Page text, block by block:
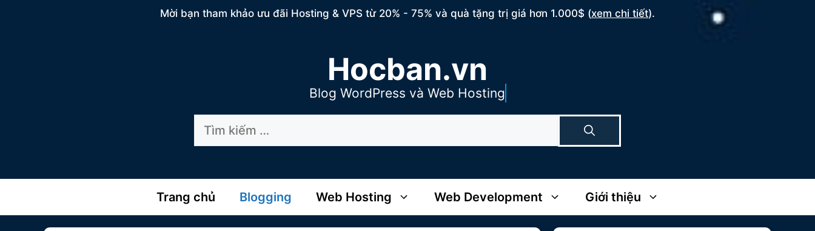
Mời bạn tham khảo ưu đãi Hosting & VPS từ 20% - 75% và quà tặng trị giá hơn 1.000$ (xem chi tiết).
Hocban.vn
Blog WordPress và Web Hosting
Tìm
Trang chủ Blogging Web Hosting Web Development Giới thiệu